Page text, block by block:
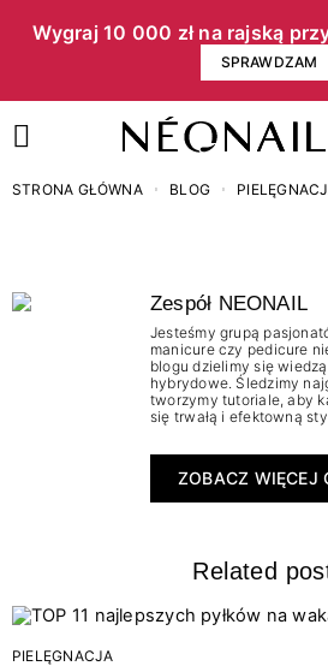
Wygraj 10 000 zł na rajską
SPRAWDZAM
STRONA GŁÓWNA BLOG
Zespół NEONAIL
Jesteśmy grupą
manicure czy pedicure
blogu dzielimy się
hybrydowe. Śledzimy
tworzymy tutoriale, aby
się trwałą i efektowną
ZOBACZ WIĘCEJ
Related
PIELĘGNACJA